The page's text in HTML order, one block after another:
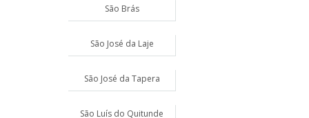
São Brás
São José da Laje
São José da Tapera
São Luís do Quitunde